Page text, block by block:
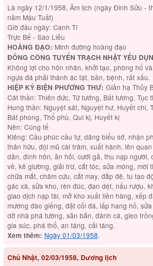
Là ngày 12/1/1958, Âm lịch (ngày Đinh Sửu -
năm Mậu Tuất)
Giờ đầu ngày: Canh Tí
Trực Bế - Sao Liễu
HOÀNG ĐẠO: Minh đường hoàng đạo
ĐỔNG CÔNG TUYỂN TRẠCH NHẬT YẾU
Không lợi cho hôn nhân, khởi tạo, phòng hổ
ngựa đá phải thành ác tật, bần, bệnh, rất xấu.
HIỆP KỶ BIỆN PHƯƠNG THƯ: Giản hạ Thủy
Cát thần: Thiên đức, Tứ tướng, Bất tương, Tục
Hung thần: Nguyệt sát, Nguyệt hư, Huyết chi,
Bát phong, Thổ phù, Qui kị, Huyết kị
Nên: Cúng tế
Kiêng: Cầu phúc cầu tự, dâng biểu sớ, nhận
thân hữu, đội mũ cài trâm, xuất hành, lên
dân, đính hôn, ăn hỏi, cưới gả, thu nạp người,
về, kê giường, giải trừ, cắt tóc, sửa móng, mời
chữa mắt, châm cứu, cắt may, đắp đê, tu tạo
gác xà, sửa kho, rèn đúc, đan dệt, nấu rượu,
giao dịch nạp tài, mở kho xuất tiền hàng, xếp
mương đào giếng, đặt cối đá, lấp hang hố,
dỡ nhà phá tường, săn bắn, đánh cá, gieo
gia súc, phá thổ, an táng, cải táng.
Xem thêm: Ngày 01/03/1958.
Chủ Nhật, 02/03/1958, Dương lịch